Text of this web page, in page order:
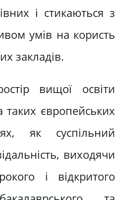
і стикаються з
умів на користь
закладів.
вищої освіти
таких європейських
як суспільний
виходячи
і відкритого